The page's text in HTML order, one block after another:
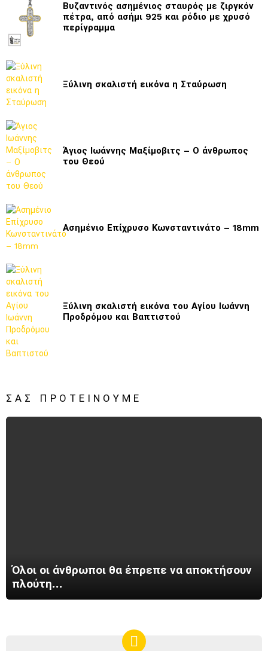
Βυζαντινός ασημένιος σταυρός με ζιργκόν
πέτρα, από ασήμι 925 και ρόδιο με χρυσό
περίγραμμα
Ξύλινη σκαλιστή εικόνα η Σταύρωση
Άγιος Ιωάννης Μαξίμοβιτς – Ο άνθρωπος
του Θεού
Ασημένιο Επίχρυσο Κωνσταντινάτο – 18mm
Ξύλινη σκαλιστή εικόνα του Αγίου Ιωάννη
Προδρόμου και Βαπτιστού
ΣΑΣ ΠΡΟΤΕΊΝΟΥΜΕ
Όλοι οι άνθρωποι θα έπρεπε να αποκτήσουν
πλούτη…